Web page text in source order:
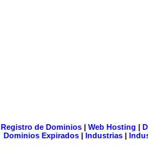
Registro de Dominios| Web Hosting |
Dominios Expirados | Industrias |